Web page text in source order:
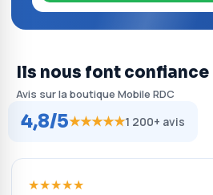
Ils nous font confiance
Avis sur la boutique Mobile RDC
4,8/5★★★★★1 200+ avis
★★★★★